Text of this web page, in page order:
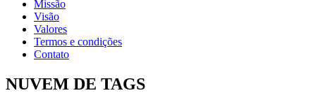
Missão
Visão
Valores
Termos e condições
Contato
NUVEM DE TAGS